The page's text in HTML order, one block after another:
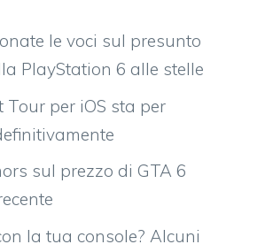
le voci sul presunto
PlayStation 6 alle stelle
Tour per iOS sta per
sul prezzo di GTA 6
la tua console? Alcuni